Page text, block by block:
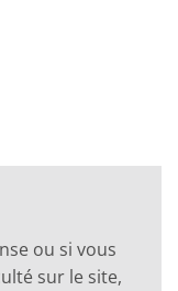
ou si vous
sur le site,